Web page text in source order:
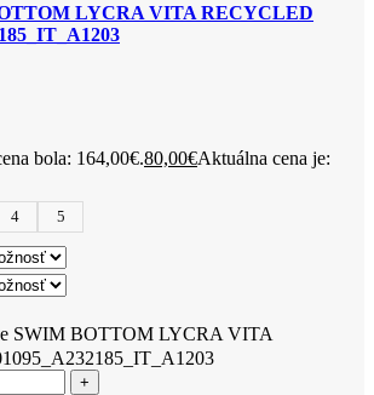
LYCRA VITA RECYCLED
bola: 164,00€.80,00€Aktuálna cena je:
4 5
SWIM BOTTOM LYCRA VITA